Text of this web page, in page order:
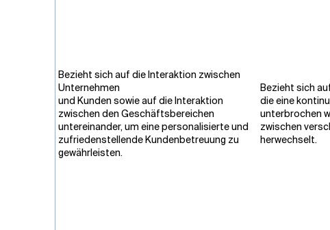
Bezieht sich auf die Interaktion zwischen
Unternehmen
und Kunden sowie auf die Interaktion
zwischen den Geschäftsbereichen
untereinander, um eine personalisierte und
zufriedenstellende Kundenbetreuung zu
gewährleisten.
Bezieht sich
die eine
unterbrochen
zwischen
herwechselt.